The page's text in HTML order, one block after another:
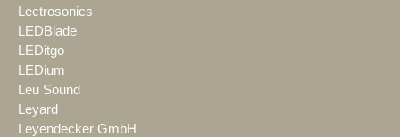
Lectrosonics
LEDBlade
LEDitgo
LEDium
Leu Sound
Leyard
Leyendecker GmbH